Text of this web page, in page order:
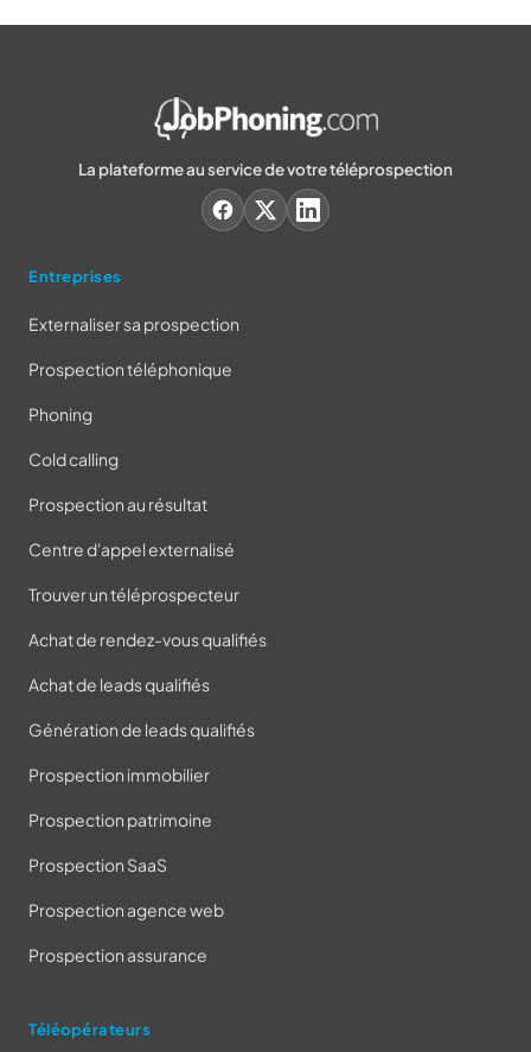
La plateforme au service de votre téléprospection
Entreprises
Externaliser sa prospection
Prospection téléphonique
Phoning
Cold calling
Prospection au résultat
Centre d'appel externalisé
Trouver un téléprospecteur
Achat de rendez-vous qualifiés
Achat de leads qualifiés
Génération de leads qualifiés
Prospection immobilier
Prospection patrimoine
Prospection SaaS
Prospection agence web
Prospection assurance
Téléopérateurs